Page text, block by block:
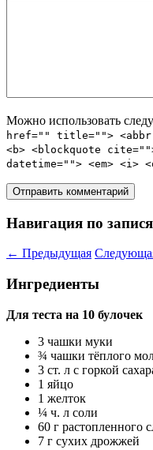
Можно использовать
href="" title="">
<b> <blockquote
datetime=""> <em> <i>
Навигация по
← Предыдущая
Ингредиенты
Для теста на 10 булочек
3 чашки муки
¾ чашки тёплого
3 ст. л с горкой
1 яйцо
1 желток
¼ ч. л соли
60 г растопленного
7 г сухих дрожжей